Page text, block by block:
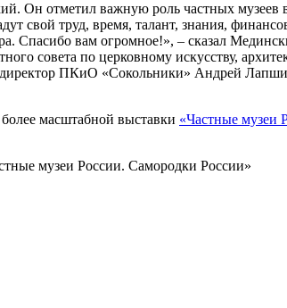
отметил важную роль частных музеев
свой труд, время, талант, знания,
Спасибо вам огромное!», – сказал
совета по церковному искусству,
ПКиО «Сокольники» Андрей
масштабной выставки «Частные музеи
музеи России. Самородки России»